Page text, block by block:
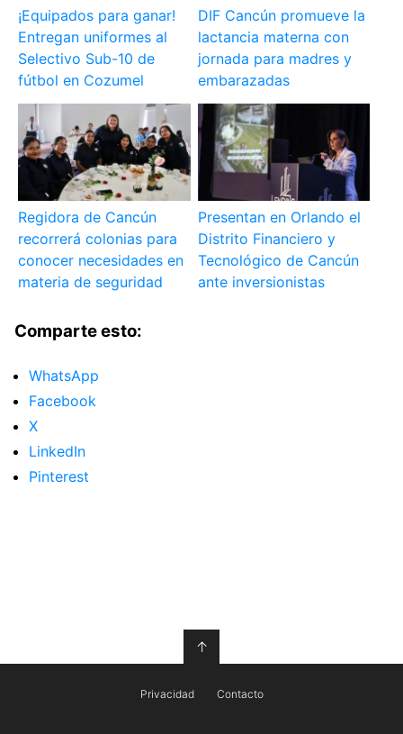
¡Equipados para ganar!
Entregan uniformes al
Selectivo Sub-10 de
fútbol en Cozumel
DIF Cancún promueve la
lactancia materna con
jornada para madres y
embarazadas
Regidora de Cancún
recorrerá colonias para
conocer necesidades en
materia de seguridad
Presentan en Orlando el
Distrito Financiero y
Tecnológico de Cancún
ante inversionistas
Comparte esto:
WhatsApp
Facebook
X
LinkedIn
Pinterest
↑
Privacidad Contacto